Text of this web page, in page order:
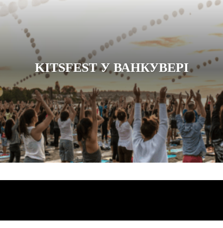
KITSFEST У ВАНКУВЕРІ